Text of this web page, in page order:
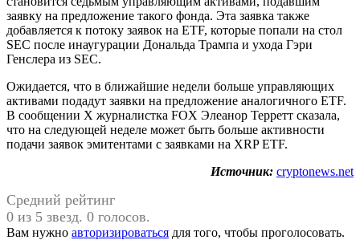
заявку на предложение такого фонда. Эта заявка также
добавляется к потоку заявок на ETF, которые попали на стол
SEC после инаугурации Дональда Трампа и ухода Гэри
Генслера из SEC.
Ожидается, что в ближайшие недели больше управляющих
активами подадут заявки на предложение аналогичного ETF.
В сообщении X журналистка FOX Элеанор Терретт сказала,
что на следующей неделе может быть больше активности
подачи заявок эмитентами с заявками на XRP ETF.
Источник: cryptonews.net
Средний рейтинг
0 из 5 звезд. 0 голосов.
Вам нужно авторизироваться для того, чтобы проголосовать.